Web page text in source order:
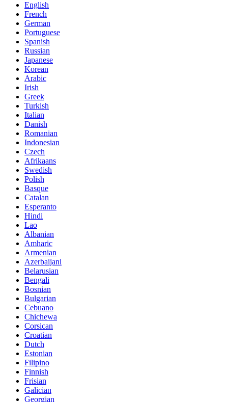
English
French
German
Portuguese
Spanish
Russian
Japanese
Korean
Arabic
Irish
Greek
Turkish
Italian
Danish
Romanian
Indonesian
Czech
Afrikaans
Swedish
Polish
Basque
Catalan
Esperanto
Hindi
Lao
Albanian
Amharic
Armenian
Azerbaijani
Belarusian
Bengali
Bosnian
Bulgarian
Cebuano
Chichewa
Corsican
Croatian
Dutch
Estonian
Filipino
Finnish
Frisian
Galician
Georgian